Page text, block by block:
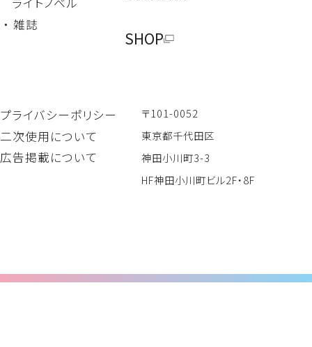
プライバシーポリシー
二次使用について
広告掲載について
〒101-0052
東京都千代田区
神田小川町3-3
HF神田小川町ビル2F・8F
・ 雑誌
SHOP